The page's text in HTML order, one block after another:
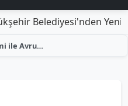
Belediyesi'nden Yeni
Ceviz Üretimi ile Avrupa'daki Gelirini Geride Bırakan Çiftçi Başarı Hikayesi